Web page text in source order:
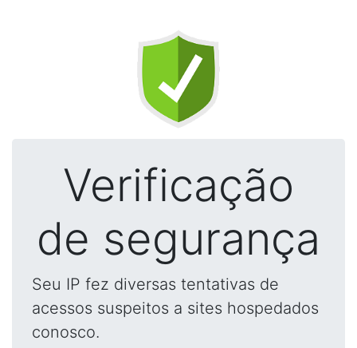
Verificação
de segurança
Seu IP fez diversas tentativas de
acessos suspeitos a sites hospedados
conosco.